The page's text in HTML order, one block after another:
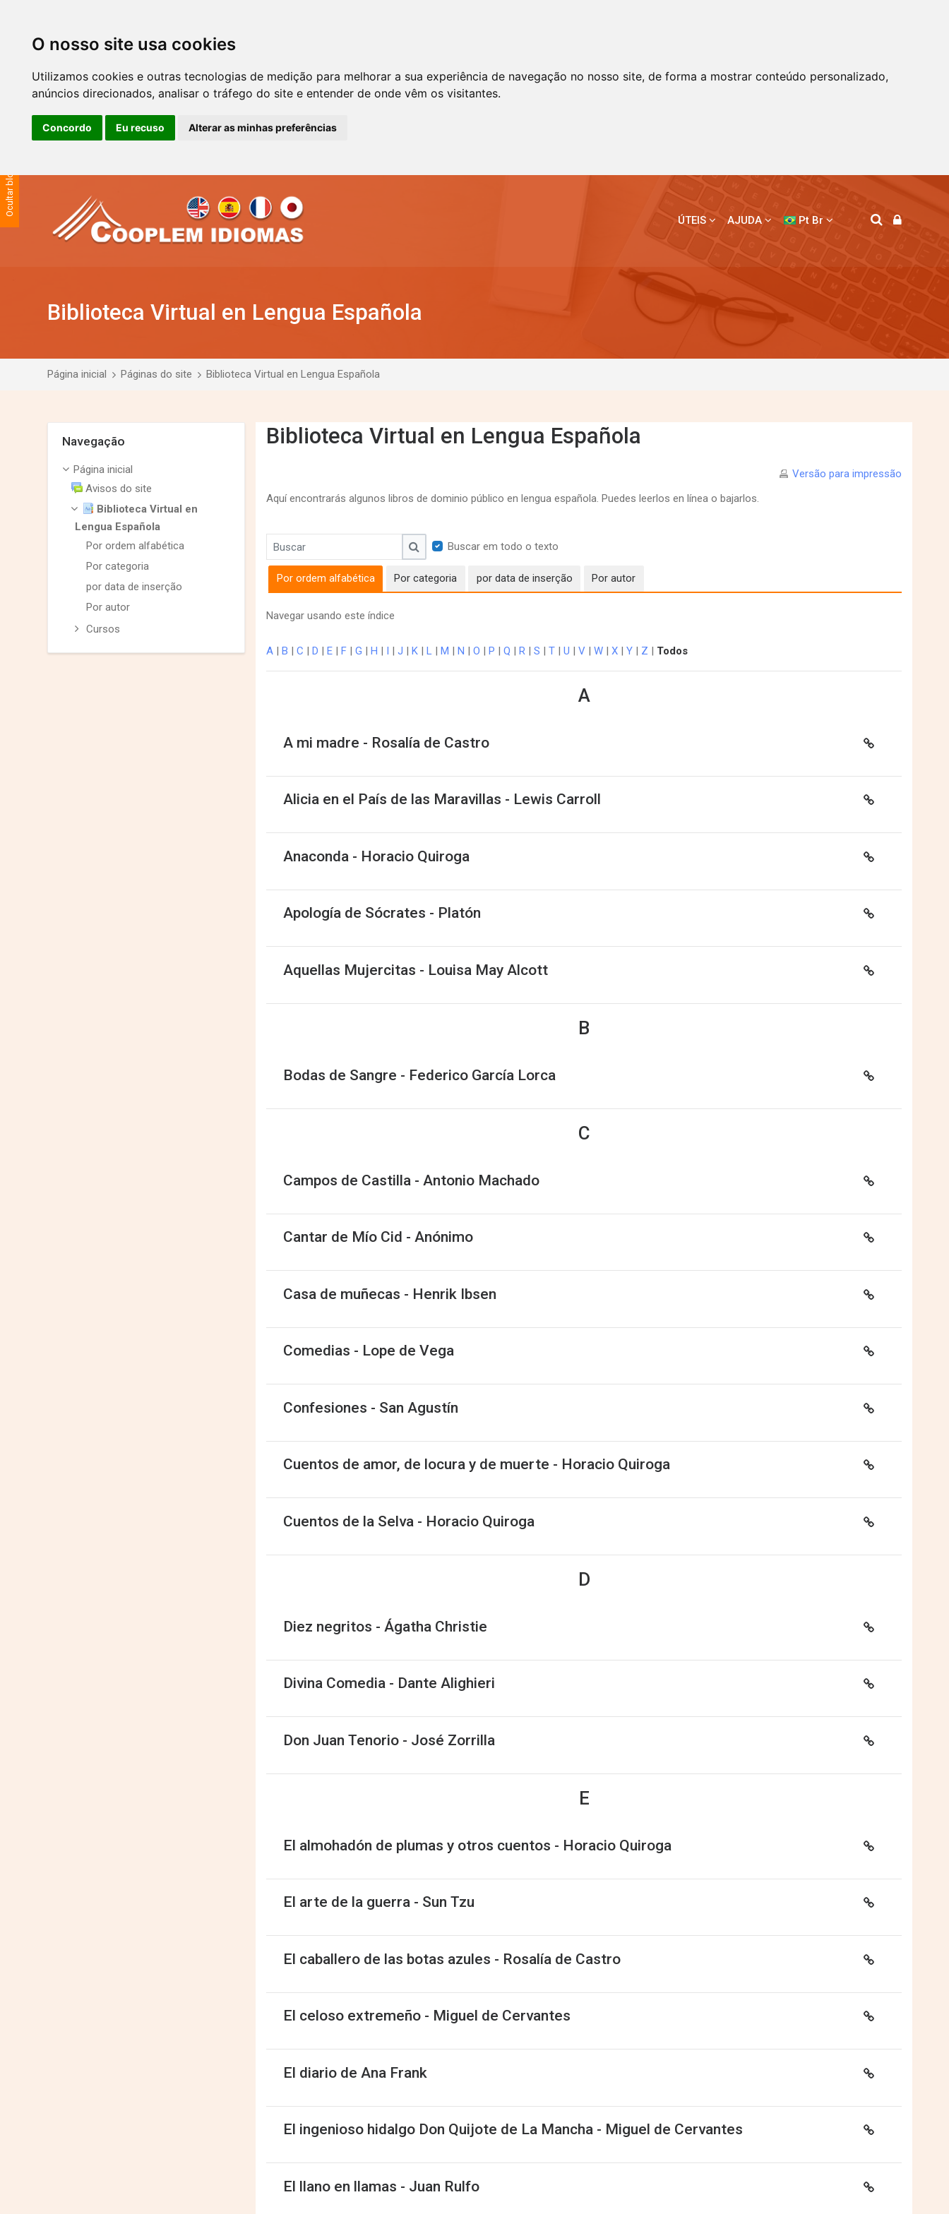
O nosso site usa cookies
Utilizamos cookies e outras tecnologias de medição para melhorar a sua experiência de navegação no nosso site, de forma a mostrar conteúdo personalizado,
anúncios direcionados, analisar o tráfego do site e entender de onde vêm os visitantes.
Concordo Eu recuso Alterar as minhas preferências
Skip to navigation
Skip to search form
Skip to login form
Skip to footer
Ir para o conteúdo principal
ÚTEIS AJUDA Pt Br
Biblioteca Virtual en Lengua Española
Página inicial Páginas do site Biblioteca Virtual en Lengua Española
Biblioteca Virtual en Lengua Española
Versão para impressão
Aquí encontrarás algunos libros de dominio público en lengua española. Puedes leerlos en línea o bajarlos.
Buscar
Buscar
Buscar em todo o texto
Por ordem alfabética Por categoria por data de inserção Por autor
Navegar usando este índice
A | B | C | D | E | F | G | H | I | J | K | L | M | N | O | P | Q | R | S | T | U | V | W | X | Y | Z | Todos
A
A mi madre - Rosalía de Castro
Alicia en el País de las Maravillas - Lewis Carroll
Anaconda - Horacio Quiroga
Apología de Sócrates - Platón
Aquellas Mujercitas - Louisa May Alcott
B
Bodas de Sangre - Federico García Lorca
C
Campos de Castilla - Antonio Machado
Cantar de Mío Cid - Anónimo
Casa de muñecas - Henrik Ibsen
Comedias - Lope de Vega
Confesiones - San Agustín
Cuentos de amor, de locura y de muerte - Horacio Quiroga
Cuentos de la Selva - Horacio Quiroga
D
Diez negritos - Ágatha Christie
Divina Comedia - Dante Alighieri
Don Juan Tenorio - José Zorrilla
E
El almohadón de plumas y otros cuentos - Horacio Quiroga
El arte de la guerra - Sun Tzu
El caballero de las botas azules - Rosalía de Castro
El celoso extremeño - Miguel de Cervantes
El diario de Ana Frank
El ingenioso hidalgo Don Quijote de La Mancha - Miguel de Cervantes
El llano en llamas - Juan Rulfo
Navegação
Página inicial
Avisos do site
Biblioteca Virtual en
Lengua Española
Por ordem alfabética
Por categoria
por data de inserção
Por autor
Cursos
Ocultar blocos